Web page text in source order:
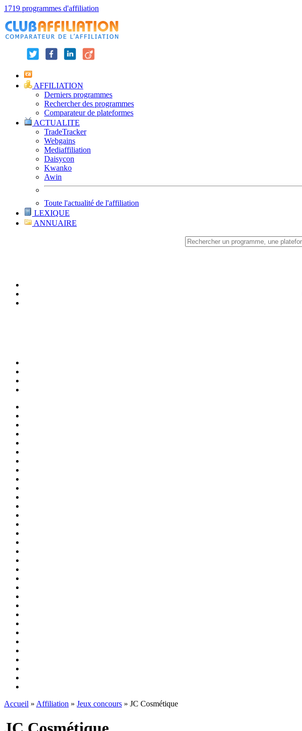
1719 programmes d'affiliation
AFFILIATION
Derniers programmes
Rechercher des programmes
Comparateur de plateformes
ACTUALITE
TradeTracker
Webgains
Mediaffiliation
Daisycon
Kwanko
Awin
Toute l'actualité de l'affiliation
LEXIQUE
ANNUAIRE
Accueil » Affiliation » Jeux concours » JC Cosmétique